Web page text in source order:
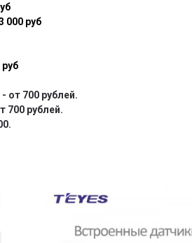
000 руб
от 700 рублей.
700 рублей.